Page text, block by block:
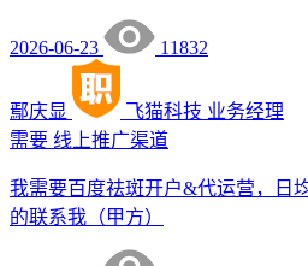
2026-06-23 11832
鄢庆显 飞猫科技 业务经理
需要 线上推广渠道
我需要百度祛斑开户&代运营，日
的联系我（甲方）